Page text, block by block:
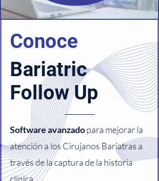
Conoce
Bariatric
Follow Up
Software avanzadopara mejorar la
atención a los Cirujanos Bariatras a
través de la captura de la historia
clínica